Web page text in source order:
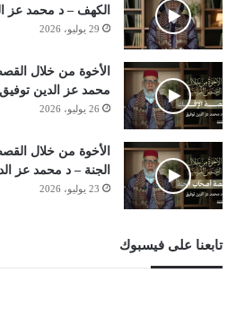
الكهف – د محمد عز
29 يوليو، 2026
الأخوة من خلال
محمد عز الدين توفيق
26 يوليو، 2026
الأخوة من خلال
الجنة – د محمد عز
23 يوليو، 2026
تابعنا على فيسبوك